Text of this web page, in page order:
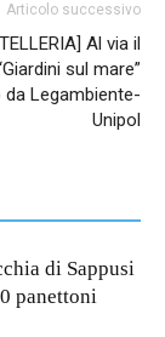
Articolo successivo
Al via il
sul mare”
Legambiente-
Unipol
di Sappusi
panettoni